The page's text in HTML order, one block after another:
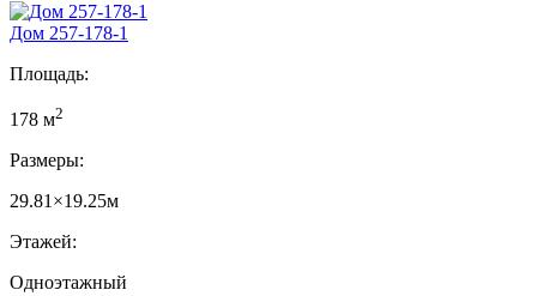
Дом 257-178-1
Площадь:
178 м2
Размеры:
29.81×19.25м
Этажей:
Одноэтажный